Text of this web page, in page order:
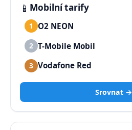
📱 Mobilní tarify
1 O2 NEON
2 T-Mobile Mobil
3 Vodafone Red
Srovnat →